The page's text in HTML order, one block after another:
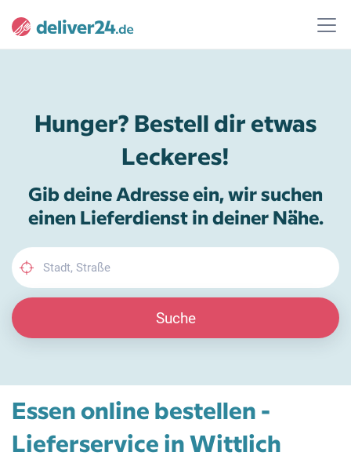
Hunger? Bestell dir etwas
Leckeres!
Gib deine Adresse ein, wir suchen
einen Lieferdienst in deiner Nähe.
Suche
Essen online bestellen -
Lieferservice in Wittlich